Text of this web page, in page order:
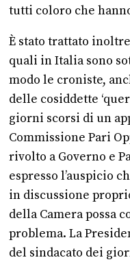
tutti coloro che
È stato trattato
quali in Italia sono
modo le croniste,
delle cosiddette
giorni scorsi di un
Commissione Pari
rivolto a Governo e
espresso l’auspicio
in discussione
della Camera possa
problema. La
del sindacato dei